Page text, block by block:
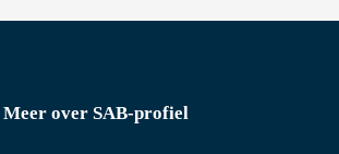
Meer over SAB-profiel